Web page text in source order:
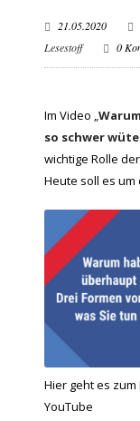
21.05.2020
Lesestoff
0
Im Video „
so schwer
wichtige Rolle
Heute soll es um
Hier geht es zum
YouTube